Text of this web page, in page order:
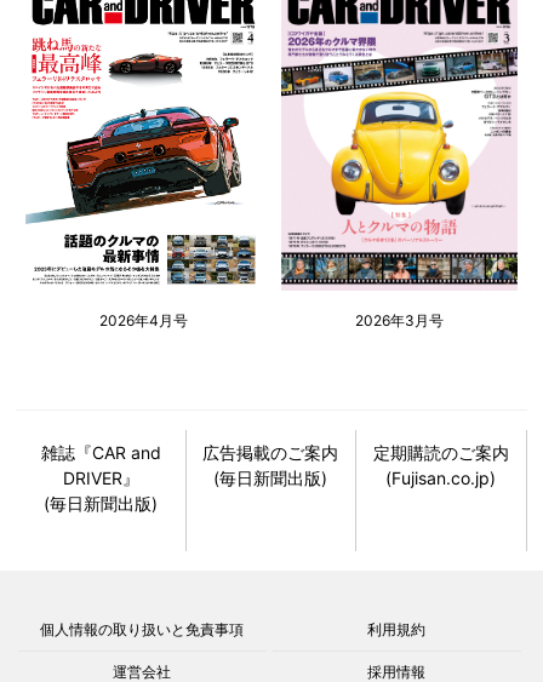
2026年4月号 2026年3月号
雑誌『CAR and
DRIVER』
(毎日新聞出版)
広告掲載のご案内
(毎日新聞出版)
定期購読のご案内
(Fujisan.co.jp)
個人情報の取り扱いと免責事項 利用規約
運営会社 採用情報